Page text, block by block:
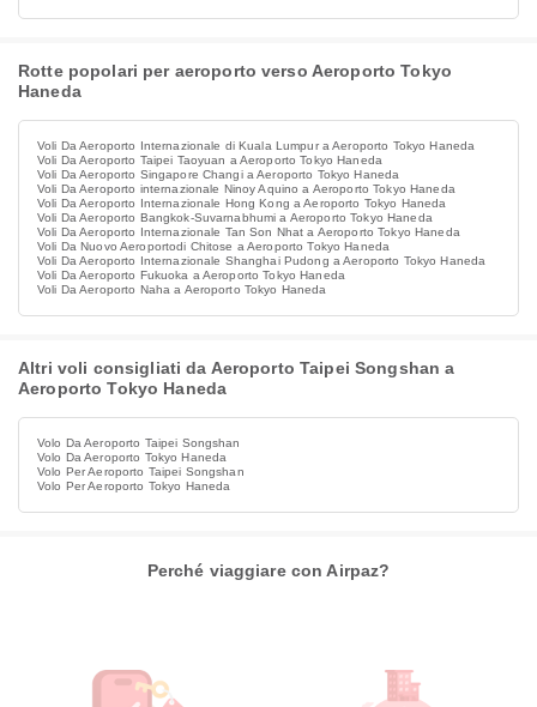
Rotte popolari per aeroporto verso Aeroporto Tokyo
Haneda
Voli Da Aeroporto Internazionale di Kuala Lumpur a Aeroporto Tokyo Haneda
Voli Da Aeroporto Taipei Taoyuan a Aeroporto Tokyo Haneda
Voli Da Aeroporto Singapore Changi a Aeroporto Tokyo Haneda
Voli Da Aeroporto internazionale Ninoy Aquino a Aeroporto Tokyo Haneda
Voli Da Aeroporto Internazionale Hong Kong a Aeroporto Tokyo Haneda
Voli Da Aeroporto Bangkok-Suvarnabhumi a Aeroporto Tokyo Haneda
Voli Da Aeroporto Internazionale Tan Son Nhat a Aeroporto Tokyo Haneda
Voli Da Nuovo Aeroportodi Chitose a Aeroporto Tokyo Haneda
Voli Da Aeroporto Internazionale Shanghai Pudong a Aeroporto Tokyo Haneda
Voli Da Aeroporto Fukuoka a Aeroporto Tokyo Haneda
Voli Da Aeroporto Naha a Aeroporto Tokyo Haneda
Altri voli consigliati da Aeroporto Taipei Songshan a
Aeroporto Tokyo Haneda
Volo Da Aeroporto Taipei Songshan
Volo Da Aeroporto Tokyo Haneda
Volo Per Aeroporto Taipei Songshan
Volo Per Aeroporto Tokyo Haneda
Perché viaggiare con Airpaz?